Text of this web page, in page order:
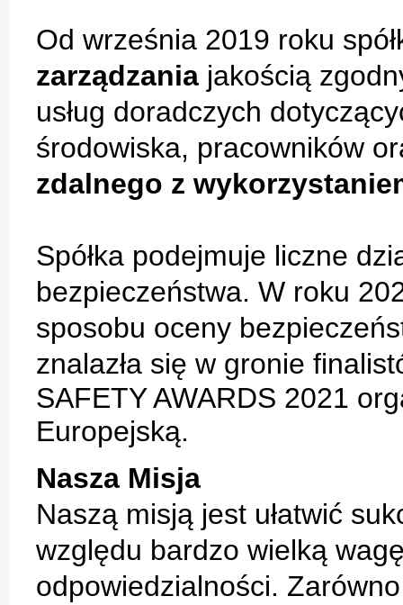
Od września 2019 roku
zarządzania jakością
usług doradczych
środowiska, pracowników
zdalnego z
Spółka podejmuje liczne
bezpieczeństwa. W roku
sposobu oceny
znalazła się w gronie
SAFETY AWARDS 2021
Europejską.
Nasza Misja
Naszą misją jest ułatwić
względu bardzo wielką
odpowiedzialności.